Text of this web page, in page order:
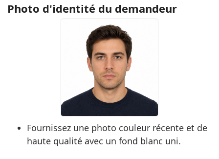
Photo d'identité du demandeur
Fournissez une photo couleur récente et de
haute qualité avec un fond blanc uni.